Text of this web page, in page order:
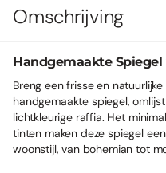
Omschrijving
Handgemaakte
Breng een frisse en
handgemaakte spiegel,
lichtkleurige raffia. Het
tinten maken deze spiegel
woonstijl, van bohemian tot